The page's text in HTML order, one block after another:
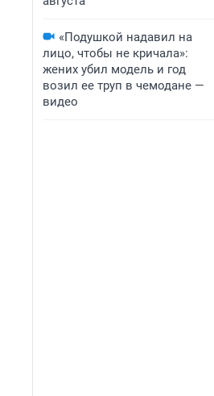
«Подушкой надавил на
лицо, чтобы не кричала»:
жених убил модель и год
возил ее труп в чемодане —
видео